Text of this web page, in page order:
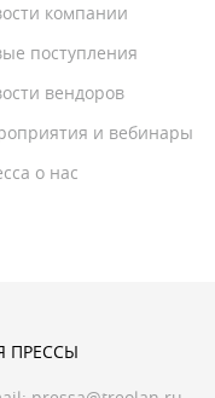
компании
поступления
вендоров
и вебинары
о нас
ПРЕССЫ